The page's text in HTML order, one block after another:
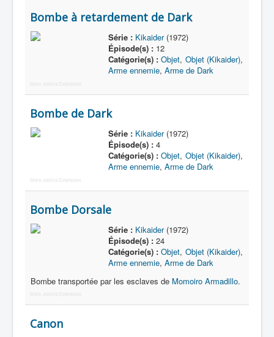
Bombe à retardement de Dark
Série : Kikaider(1972)
Épisode(s) :12
Catégorie(s) : Objet, Objet (Kikaider),
Arme ennemie, Arme de Dark
More Joomla Extensions
Bombe de Dark
Série : Kikaider(1972)
Épisode(s) :4
Catégorie(s) : Objet, Objet (Kikaider),
Arme ennemie, Arme de Dark
More Joomla Extensions
Bombe Dorsale
Série : Kikaider(1972)
Épisode(s) :24
Catégorie(s) : Objet, Objet (Kikaider),
Arme ennemie, Arme de Dark
Bombe transportée par les esclaves de Momoiro Armadillo.
More Joomla Extensions
Canon